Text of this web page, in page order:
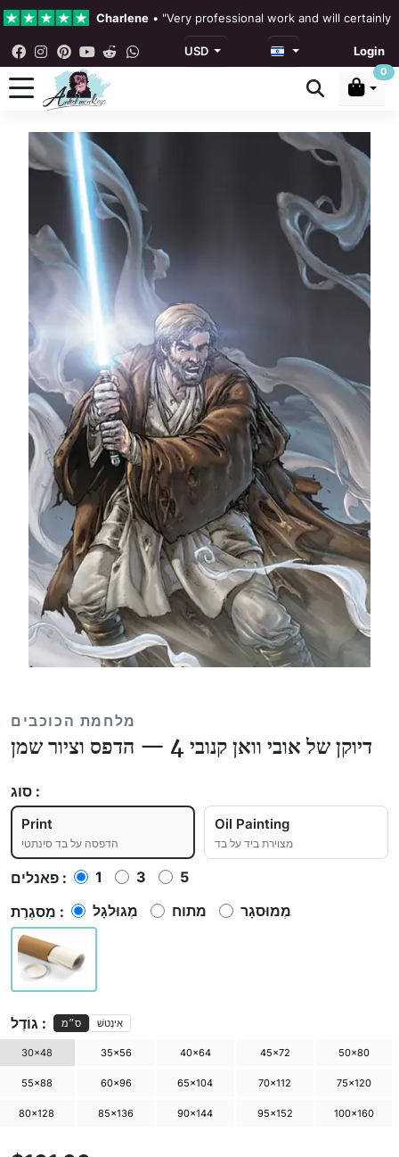
Charlene • "Very professional work and will certainly
Rebecka Douglas
Ronan Dodgson "Excellent service clear
USD Login
0
מלחמת הכוכבים
דיוקן של אובי וואן קנובי 4 — הדפס וציור שמן
סוג :
Print
הדפסה על בד סינתטי
Oil Painting
מצוירת ביד על בד
פאנלים : 1 3
5
מִסגֶרֶת :
מְגוּלגָל מתוח מְמוּסגָר
גוֹדֶל : ס״מ אִינְטשׁ
30×48 35×56 40×64 45×72 50×80
55×88 60×96 65×104 70×112 75×120
80×128 85×136 90×144 95×152 100×160